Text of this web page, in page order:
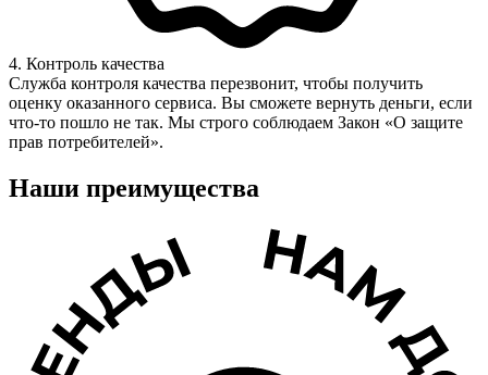
4. Контроль качества
Служба контроля качества перезвонит, чтобы получить
оценку оказанного сервиса. Вы сможете вернуть деньги, если
что-то пошло не так. Мы строго соблюдаем Закон «О защите
прав потребителей».
Наши преимущества